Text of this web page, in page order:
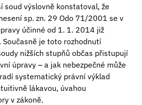
soud výslovně konstatoval, že
sp. zn. 29 Odo 71/2001 se v
účinné od 1. 1. 2014 již
je toto rozhodnutí
nižších stupňů občas přistupují
úpravy – a jak nebezpečné může
systematický právní výklad
lákavou, úvahou
v zákoně.